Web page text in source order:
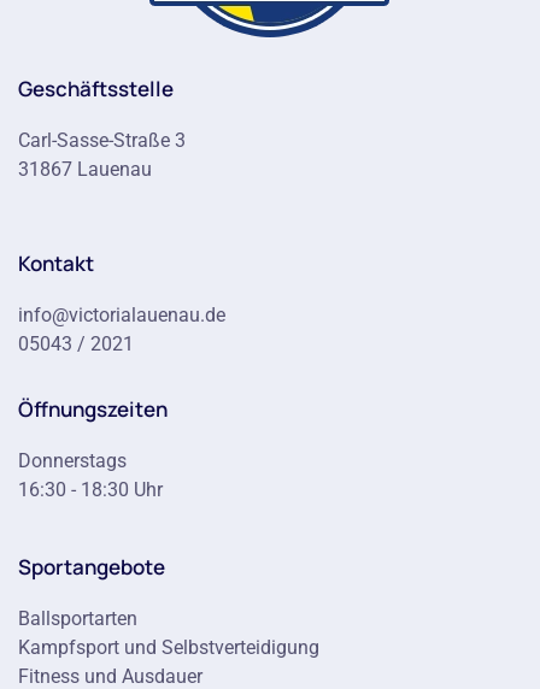
Geschäftsstelle
Carl-Sasse-Straße 3
31867 Lauenau
Kontakt
info@victorialauenau.de
05043 / 2021
Öffnungszeiten
Donnerstags
16:30 - 18:30 Uhr
Sportangebote
Ballsportarten
Kampfsport und Selbstverteidigung
Fitness und Ausdauer